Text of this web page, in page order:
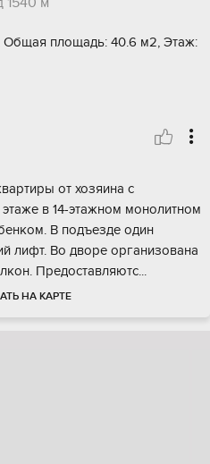
Общая площадь: 40.6 м2, Этаж:
от хозяина с
в 14-этажном монолитном
В подъезде один
лифт. Во дворе организована
Предоставляютс...
НА КАРТЕ